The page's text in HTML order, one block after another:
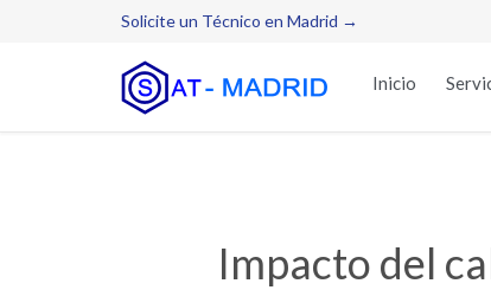
Solicite un Técnico en Madrid →
Inicio
Impacto del